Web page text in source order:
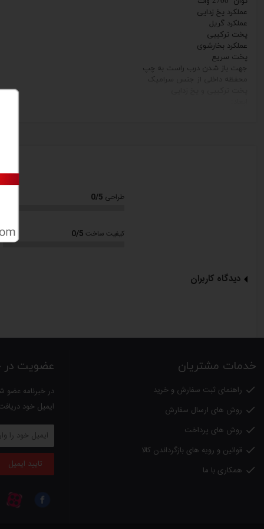
عملکرد یخ زدایی
عملکردگریل
پخت ترکیبی
عملکرد بخارشوی
پخت سریع
جهت باز شدن درب راست به چپ
طراحی 0/5
کیفیت ساخت 0/5
دیدگاه کاربران
خدمات مشتریان
 راهنمای ثبت سفارش و خرید
 روش های ارسال سفارش
 روش های پرداخت
 قوانین و رویه های بازگرداندن کالا
 همکاری با ما
عضویت در
در خبرنامه عضو
ایمیل خود
تایید ایمیل